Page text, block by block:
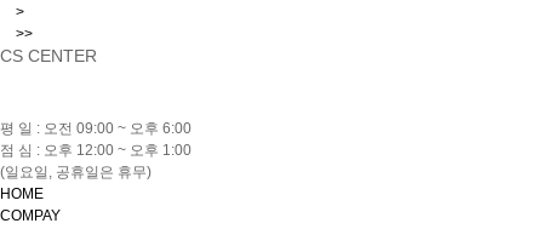
>
>>
CS CENTER
평 일 : 오전 09:00 ~ 오후 6:00
점 심 : 오후 12:00 ~ 오후 1:00
(일요일, 공휴일은 휴무)
HOME
COMPAY